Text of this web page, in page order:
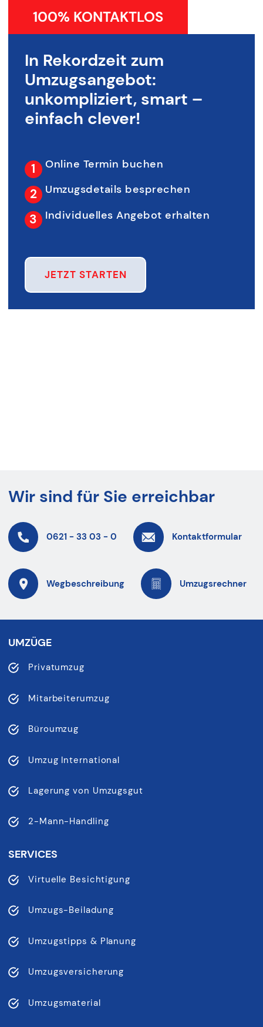
100% KONTAKTLOS
In Rekordzeit zum
Umzugsangebot:
unkompliziert, smart –
einfach clever!
Online Termin buchen
Umzugsdetails besprechen
Individuelles Angebot erhalten
JETZT STARTEN
Wir sind für Sie erreichbar
0621 - 33 03 - 0 Kontaktformular
Wegbeschreibung Umzugsrechner
UMZÜGE
Privatumzug
Mitarbeiterumzug
Büroumzug
Umzug International
Lagerung von Umzugsgut
2-Mann-Handling
SERVICES
Virtuelle Besichtigung
Umzugs-Beiladung
Umzugstipps & Planung
Umzugsversicherung
Umzugsmaterial